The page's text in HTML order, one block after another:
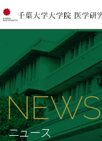
NEWS
ニュース